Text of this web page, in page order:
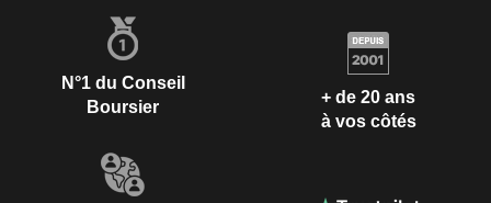
N°1 du Conseil
Boursier
+ de 20 ans
à vos côtés